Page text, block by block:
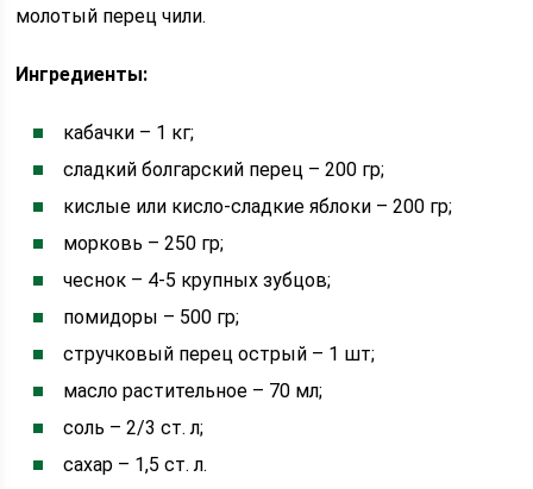
молотый перец чили.
Ингредиенты:
кабачки – 1 кг;
сладкий болгарский перец – 200 гр;
кислые или кисло-сладкие яблоки – 200 гр;
морковь – 250 гр;
чеснок – 4-5 крупных зубцов;
помидоры – 500 гр;
стручковый перец острый – 1 шт;
масло растительное – 70 мл;
соль – 2/3 ст. л;
сахар – 1,5 ст. л.